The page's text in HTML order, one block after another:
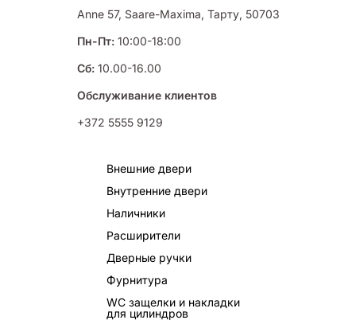
Anne 57, Saare-Maxima, Тарту, 50703
Пн-Пт:10:00-18:00
Сб:10.00-16.00
Обслуживание клиентов
+372 5555 9129
Внешние двери
Внутренние двери
Наличники
Расширители
Дверные ручки
Фурнитура
WC защелки и накладки
для цилиндров